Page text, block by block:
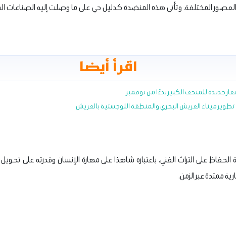
المختلفة. وتأتي هذه المنضدة كدليل حي على ما وصلت إليه الصناعات
اقرأ أيضا
جديدة للمتحف الكبير بدءًا من نوفمبر
تطوير ميناء العريش البحري والمنطقة اللوجستية بالعريش
على التراث الفني، باعتباره شاهدًا على مهارة الإنسان وقدرته على تحويل
ممتدة عبر الزمن.